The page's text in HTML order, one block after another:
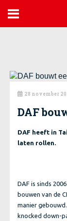

 28 november
DAF
DAF heeft in
laten rollen.
DAF is sinds
bouwen van de
manier
knocked down-